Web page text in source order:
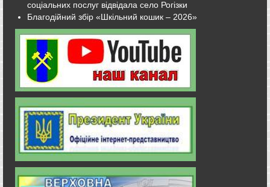
соціальних послуг відвідала село Рогізки
Благодійний збір «Шкільний кошик – 2026»